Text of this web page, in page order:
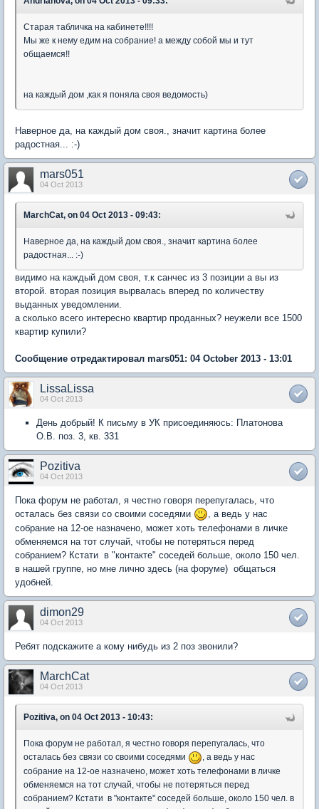
Старая табличка на кабинете!!!!
Мы же к нему едим на собрание! а между собой мы и тут
общаемся!!
на каждый дом ,как я поняла своя ведомость)
Наверное да, на каждый дом своя., значит картина более
радостная... :-)
mars051
04 Oct 2013
MarchCat, on 04 Oct 2013 - 09:43:
Наверное да, на каждый дом своя., значит картина более
радостная... :-)
видимо на каждый дом своя, т.к санчес из 3 позиции а вы из
второй. вторая позиция вырвалась вперед по количеству
выданных уведомлении.
а сколько всего интересно квартир проданных? неужели все 1500
квартир купили?
Сообщение отредактировал mars051: 04 October 2013 - 13:01
LissaLissa
04 Oct 2013
День добрый! К письму в УК присоединяюсь: Платонова
О.В. поз. 3, кв. 331
Pozitiva
04 Oct 2013
Пока форум не работал, я честно говоря перепугалась, что
осталась без связи со своими соседями
, а ведь у нас
собрание на 12-ое назначено, может хоть телефонами в личке
обменяемся на тот случай, чтобы не потеряться перед
собранием? Кстати в "контакте" соседей больше, около 150 чел.
в нашей группе, но мне лично здесь (на форуме) общаться
удобней.
dimon29
04 Oct 2013
Ребят подскажите а кому нибудь из 2 поз звонили?
MarchCat
04 Oct 2013
Pozitiva, on 04 Oct 2013 - 10:43:
Пока форум не работал, я честно говоря перепугалась, что
осталась без связи со своими соседями
, а ведь у нас
собрание на 12-ое назначено, может хоть телефонами в личке
обменяемся на тот случай, чтобы не потеряться перед
собранием? Кстати в "контакте" соседей больше, около 150 чел. в